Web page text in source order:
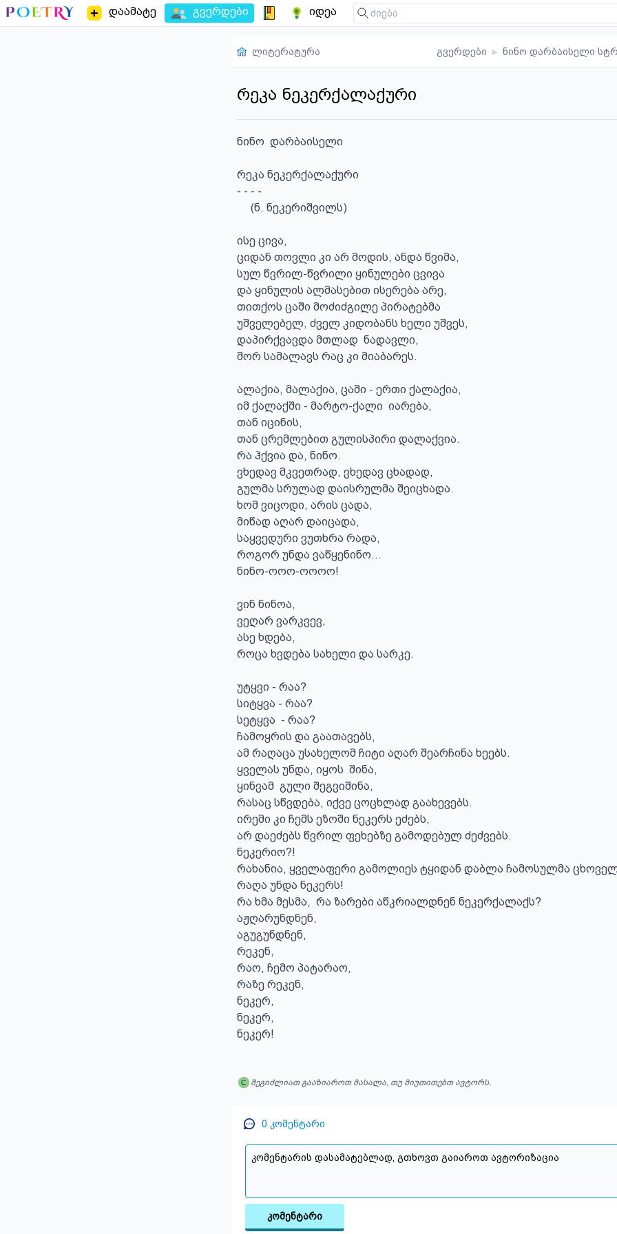
დაამატე გვერდები იდეა
ლიტერატურა გვერდები ▸ ნინო დარბაისელი
რეკა ნეკერქალაქური
ნინო  დარბაისელი
რეკა ნეკერქალაქური
- - - -
ისე ცივა,
ციდან თოვლი კი არ მოდის, ანდა წვიმა,
სულ წვრილ-წვრილი ყინულები ცვივა
და ყინულის ალმასებით ისერება არე,
თითქოს ცაში მოძიძგილე პირატებმა
უშველებელ, ძველ კიდობანს ხელი უშვეს,
დაპირქვავდა მთლად  ნადავლი,
შორ სამალავს რაც კი მიაბარეს.
ალაქია, მალაქია, ცაში - ერთი ქალაქია,
იმ ქალაქში - მარტო-ქალი  იარება,
თან იცინის,
თან ცრემლებით გულისპირი დალაქვია.
რა ჰქვია და, ნინო.
ვხედავ მკვეთრად, ვხედავ ცხადად,
გულმა სრულად დაისრულმა შეიცხადა.
ხომ ვიცოდი, არის ცადა,
მიწად აღარ დაიცადა,
საყვედური ვუთხრა რადა,
როგორ უნდა ვაწყენინო...
ნინო-ოოო-ოოოო!
ვინ ნინოა,
ვეღარ ვარკვევ,
ასე ხდება,
როცა ხვდება სახელი და სარკე.
უტყვი - რაა?
სიტყვა - რაა?
სეტყვა  - რაა?
ჩამოყრის და გაათავებს,
ამ რაღაცა უსახელომ ჩიტი აღარ შეარჩინა ხეებს.
ყველას უნდა, იყოს  შინა,
ყინვამ  გული შეგვიშინა,
რასაც სწვდება, იქვე ცოცხლად გაახევებს.
ირემი კი ჩემს ეზოში ნეკერს ეძებს,
არ დაეძებს წვრილ ფეხებზე გამოდებულ ძეძვებს.
ნეკერიო?!
რახანია, ყველაფერი გამოლიეს ტყიდან დაბლა ჩამოსულმა
რაღა უნდა ნეკერს!
რა ხმა მესმა,  რა ზარები აწკრიალდნენ ნეკერქალაქს?
აჟღარუნდნენ,
აგუგუნდნენ,
რეკენ,
რაო, ჩემო პატარაო,
რაზე რეკენ,
ნეკერ,
ნეკერ,
ნეკერ!
შეგიძლიათ გააზიაროთ მასალა, თუ მიუთითებთ ავტორს.
0 კომენტარი
კომენტარი